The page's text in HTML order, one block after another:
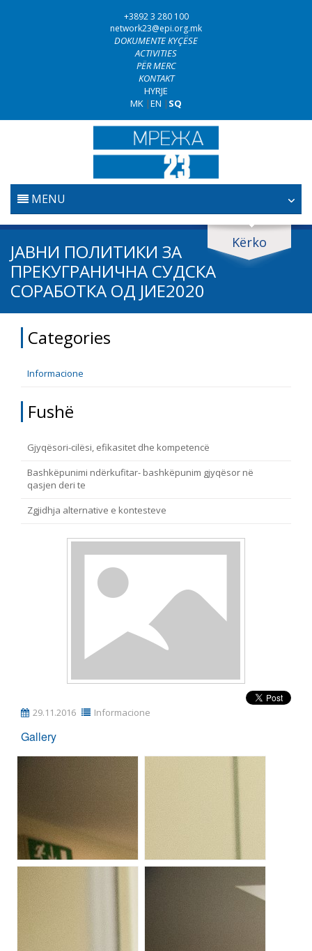
+3892 3 280 100
network23@epi.org.mk
DOKUMENTE KYÇËSE
ACTIVITIES
PËR MERC
KONTAKT
HYRJE
MK |EN | SQ
MENU
FILLESTARE
GJYQËSORI
LUFTA KUNDËR KORRUPSIONIT
TË DREJTA THEMELORE
Kërko
Kërko dokumente
Kërko
Fushë / lëmi
Burim
Tag
Emër, përshkrim ose fjalen
ЈАВНИ ПОЛИТИКИ ЗА
ПРЕКУГРАНИЧНА СУДСКА
СОРАБОТКА ОД ЈИЕ2020
Categories
Informacione
Fushë
Gjyqësori-cilësi, efikasitet dhe kompetencë
Bashkëpunimi ndërkufitar- bashkëpunim gjyqësor në
qasjen deri te
Zgjidhja alternative e kontesteve
29.11.2016 Informacione
Gallery